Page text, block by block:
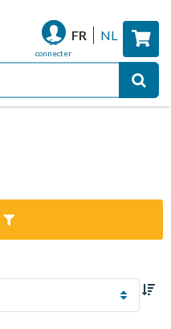
Se
connecter
FR NL